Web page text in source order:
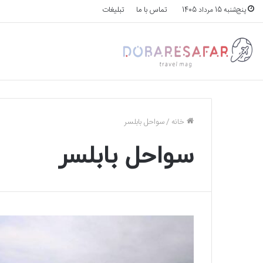
پنج‌شنبه 15 مرداد 1405 تماس با ما تبلیغات
خانه /سواحل بابلسر
سواحل بابلسر